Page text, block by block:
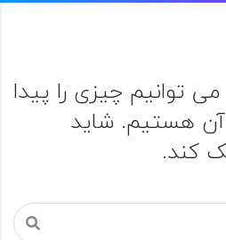
توانیم چیزی را پیدا
آن هستیم. شاید
کند.